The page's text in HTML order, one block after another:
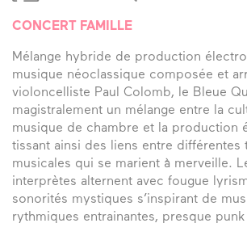
CONCERT FAMILLE
Mélange hybride de production
musique néoclassique composée et
violoncelliste Paul Colomb, le Bleue
magistralement un mélange entre la
musique de chambre et la production
tissant ainsi des liens entre différentes
musicales qui se marient à merveille.
interprètes alternent avec fougue
sonorités mystiques s’inspirant de
rythmiques entrainantes, presque punk